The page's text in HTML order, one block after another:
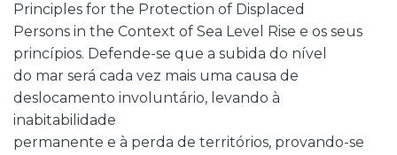
Principles for the Protection of Displaced
Persons in the Context of Sea Level Rise e os seus
princípios. Defende-se que a subida do nível
do mar será cada vez mais uma causa de
deslocamento involuntário, levando à
inabitabilidade
permanente e à perda de territórios, provando-se